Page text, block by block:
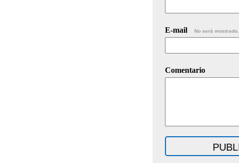
E-mail No será mostrado.
Comentario